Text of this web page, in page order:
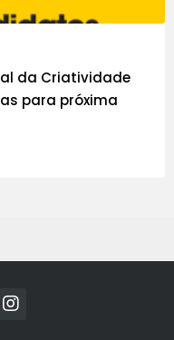
da Criatividade
para próxima